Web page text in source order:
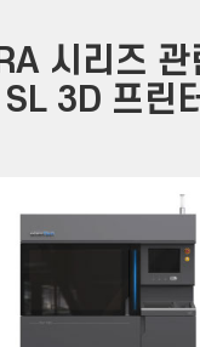
RA 시리즈 관
SL 3D 프린터